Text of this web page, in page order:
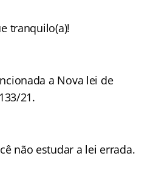
tranquilo(a)!
a Nova lei de
21.
não estudar a lei errada.